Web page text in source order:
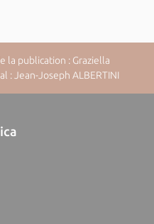
publication : Graziella
Jean-Joseph ALBERTINI